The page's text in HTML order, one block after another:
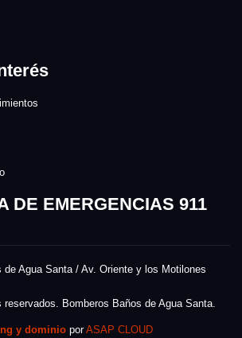
DE EMERGENCIAS 911
de Agua Santa / Av. Oriente y los Motilones
reservados. Bomberos Baños de Agua Santa.
y dominio porASAP CLOUD